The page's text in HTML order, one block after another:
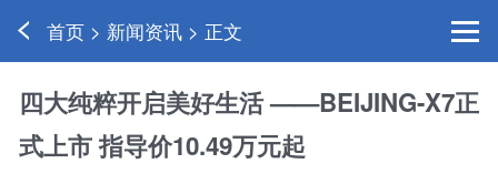
首页 > 新闻资讯 > 正文
四大纯粹开启美好生活 ——BEIJING-X7正
式上市 指导价10.49万元起